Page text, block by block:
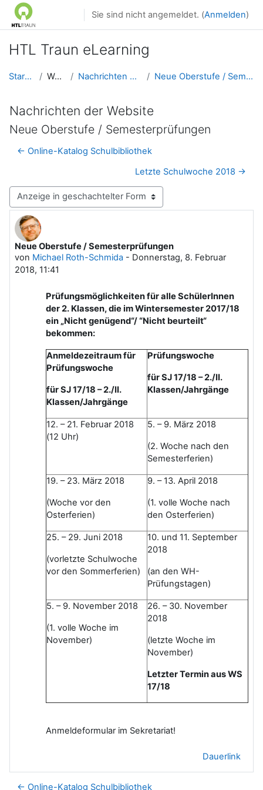
Zum Hauptinhalt
Sie sind nicht angemeldet. (Anmelden)
HTL Traun eLearning
Startseite Website Nachrichten der Website Neue Oberstufe / Semesterprüfungen
Nachrichten der Website
Neue Oberstufe / Semesterprüfungen
← Online-Katalog Schulbibliothek
Letzte Schulwoche 2018 →
Anzeigemodus
Neue Oberstufe / Semesterprüfungen
von Michael Roth-Schmida - Donnerstag, 8. Februar
2018, 11:41
Anzahl Antworten: 0
Prüfungsmöglichkeiten für alle SchülerInnen
der 2. Klassen, die im Wintersemester 2017/18
ein „Nicht genügend“/ “Nicht beurteilt“
bekommen:
Anmeldezeitraum für
Prüfungswoche
für SJ 17/18 – 2./II.
Klassen/Jahrgänge
Prüfungswoche
für SJ 17/18 – 2./II.
Klassen/Jahrgänge
12. – 21. Februar 2018
(12 Uhr)
5. – 9. März 2018
(2. Woche nach den
Semesterferien)
19. – 23. März 2018
(Woche vor den
Osterferien)
9. – 13. April 2018
(1. volle Woche nach
den Osterferien)
25. – 29. Juni 2018
(vorletzte Schulwoche
vor den Sommerferien)
10. und 11. September
2018
(an den WH-
Prüfungstagen)
5. – 9. November 2018
(1. volle Woche im
November)
26. – 30. November
2018
(letzte Woche im
November)
Letzter Termin aus WS
17/18
Anmeldeformular im Sekretariat!
Dauerlink
← Online-Katalog Schulbibliothek